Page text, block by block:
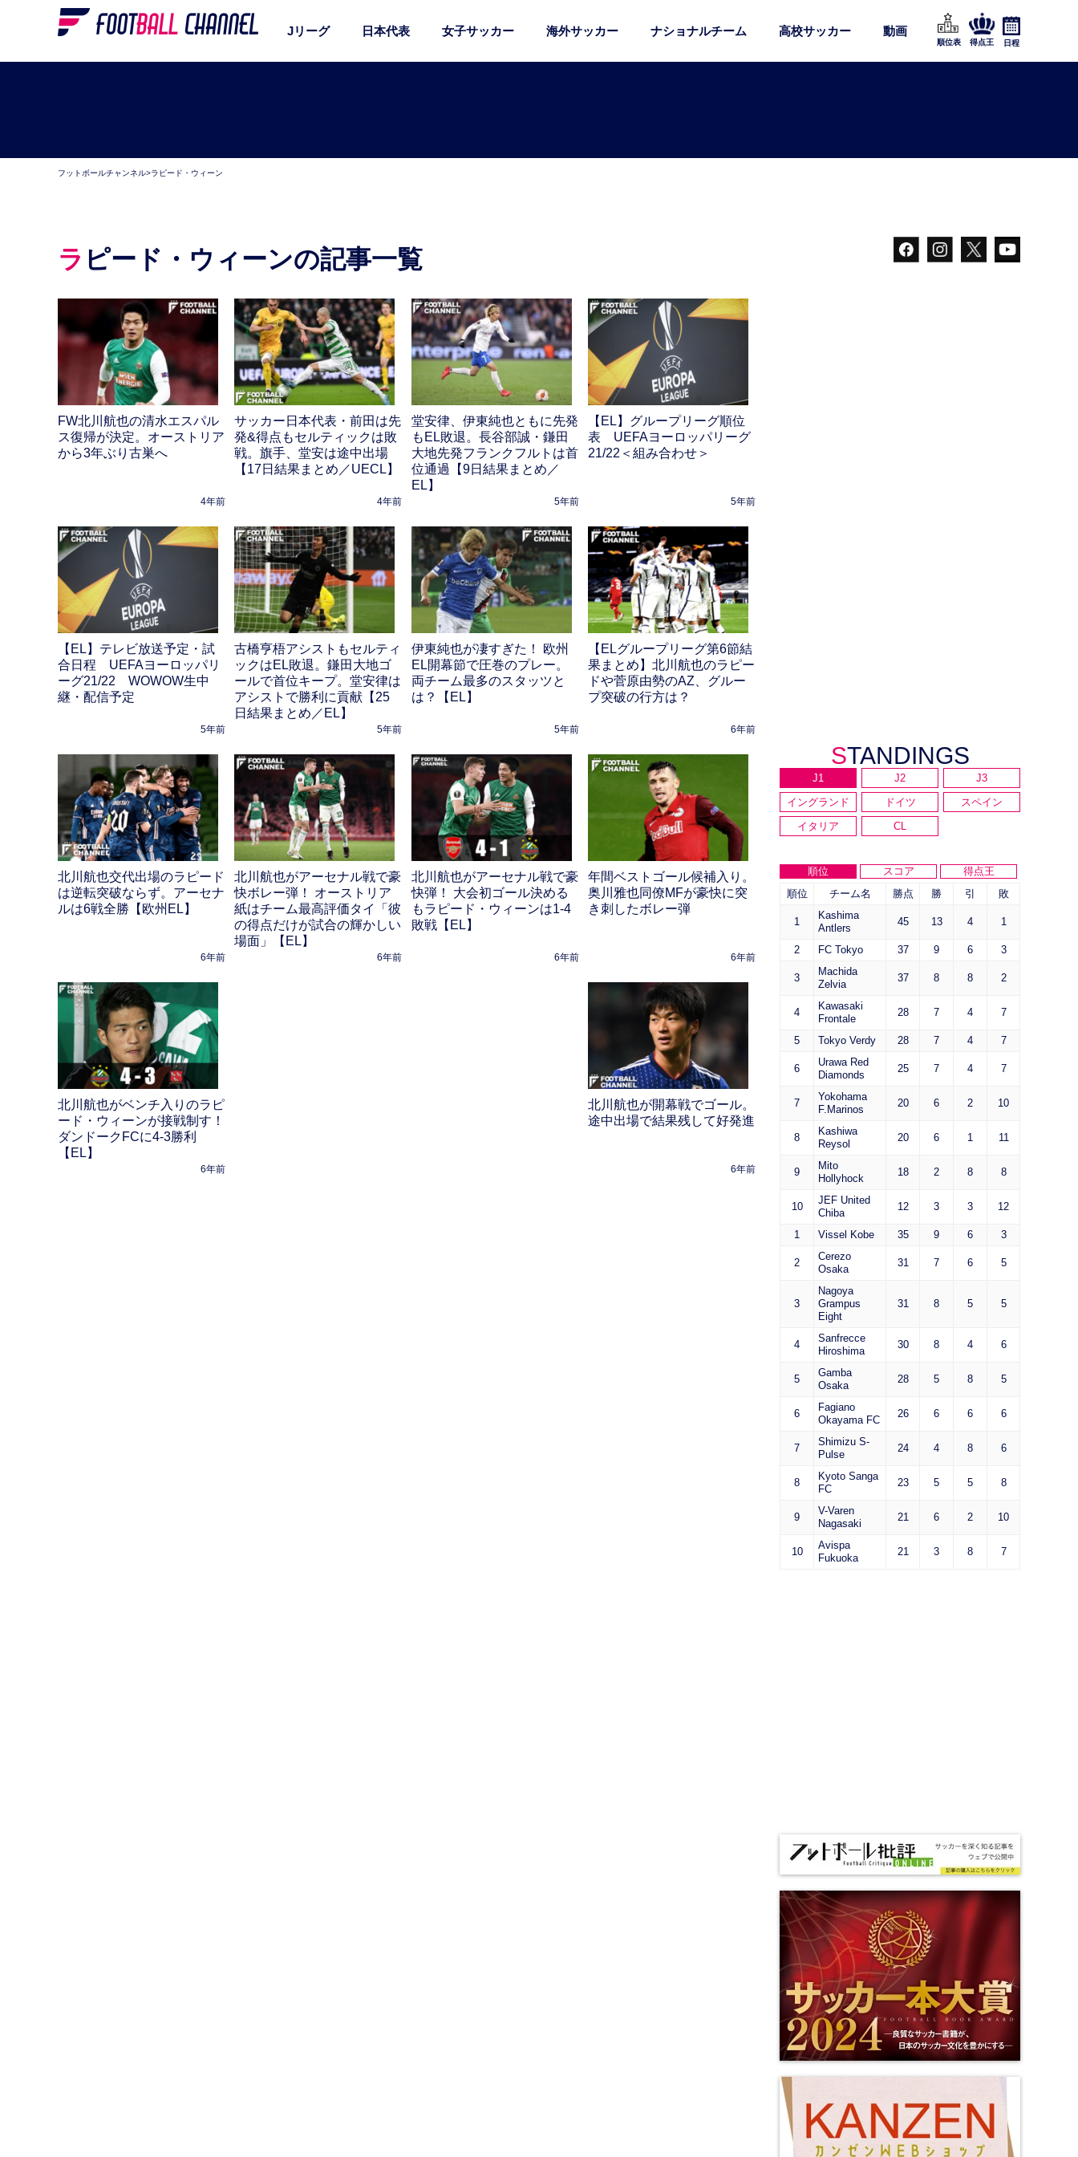
Jリーグ 日本代表 女子サッカー 海外サッカー ナショナルチーム 高校サッカー 動画
順位表 得点王 日程
フットボールチャンネル>ラピード・ウィーン
ラピード・ウィーンの記事一覧
FW北川航也の清水エスパル
ス復帰が決定。オーストリア
から3年ぶり古巣へ
4年前
サッカー日本代表・前田は先
発&得点もセルティックは敗
戦。旗手、堂安は途中出場
【17日結果まとめ／UECL】
4年前
堂安律、伊東純也ともに先発
もEL敗退。長谷部誠・鎌田
大地先発フランクフルトは首
位通過【9日結果まとめ／
EL】
5年前
【EL】グループリーグ順位
表 UEFAヨーロッパリーグ
21/22＜組み合わせ＞
5年前
【EL】テレビ放送予定・試
合日程 UEFAヨーロッパリ
ーグ21/22 WOWOW生中
継・配信予定
5年前
古橋亨梧アシストもセルティ
ックはEL敗退。鎌田大地ゴ
ールで首位キープ。堂安律は
アシストで勝利に貢献【25
日結果まとめ／EL】
5年前
伊東純也が凄すぎた！ 欧州
EL開幕節で圧巻のプレー。
両チーム最多のスタッツと
は？【EL】
5年前
【ELグループリーグ第6節結
果まとめ】北川航也のラピー
ドや菅原由勢のAZ、グルー
プ突破の行方は？
6年前
北川航也交代出場のラピード
は逆転突破ならず。アーセナ
ルは6戦全勝【欧州EL】
6年前
北川航也がアーセナル戦で豪
快ボレー弾！ オーストリア
紙はチーム最高評価タイ「彼
の得点だけが試合の輝かしい
場面」【EL】
6年前
北川航也がアーセナル戦で豪
快弾！ 大会初ゴール決める
もラピード・ウィーンは1-4
敗戦【EL】
6年前
年間ベストゴール候補入り。
奥川雅也同僚MFが豪快に突
き刺したボレー弾
6年前
北川航也がベンチ入りのラピ
ード・ウィーンが接戦制す！
ダンドークFCに4-3勝利
【EL】
6年前
北川航也が開幕戦でゴール。
途中出場で結果残して好発進
6年前
STANDINGS
J1 J2
J3
イングランド
ドイツ
スペイン
イタリア
CL
順位 スコア
得点王
順位
チーム名 勝点 勝 引 敗
1
Kashima
Antlers
45 13 4 1
2 FC Tokyo 37 9 6 3
3
Machida
Zelvia
37 8 8 2
4
Kawasaki
Frontale
28 7 4 7
5 Tokyo Verdy 28 7 4 7
6
Urawa Red
Diamonds
25 7 4 7
7
Yokohama
F.Marinos
20 6 2 10
8
Kashiwa
Reysol
20 6 1 11
9
Mito
Hollyhock
18 2 8 8
10
JEF United
Chiba
12 3 3 12
1 Vissel Kobe 35 9 6 3
2
Cerezo
Osaka
31 7 6 5
3
Nagoya
Grampus
Eight
31 8 5 5
4
Sanfrecce
Hiroshima
30 8 4 6
5
Gamba
Osaka
28 5 8 5
6
Fagiano
Okayama FC
26 6 6 6
7
Shimizu S-
Pulse
24 4 8 6
8
Kyoto Sanga
FC
23 5 5 8
9
V-Varen
Nagasaki
21 6 2 10
10
Avispa
Fukuoka
21 3 8 7